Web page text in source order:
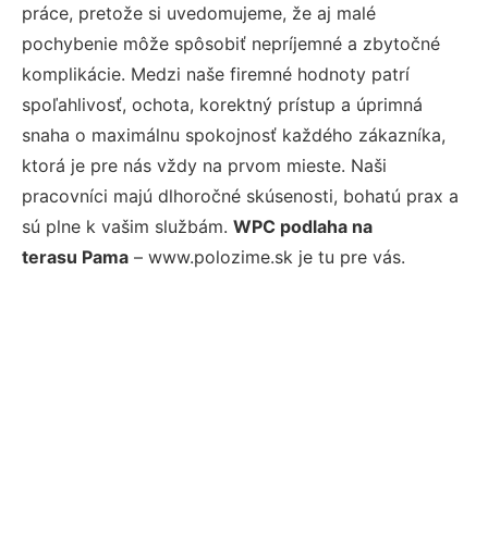
práce, pretože si uvedomujeme, že aj malé
pochybenie môže spôsobiť nepríjemné a zbytočné
komplikácie. Medzi naše firemné hodnoty patrí
spoľahlivosť, ochota, korektný prístup a úprimná
snaha o maximálnu spokojnosť každého zákazníka,
ktorá je pre nás vždy na prvom mieste. Naši
pracovníci majú dlhoročné skúsenosti, bohatú prax a
sú plne k vašim službám. WPC podlaha na
terasu Pama – www.polozime.sk je tu pre vás.